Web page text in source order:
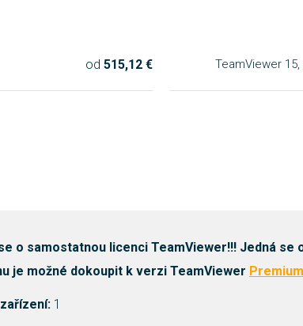
od 515,12 € TeamViewer
o samostatnou licenci TeamViewer!!! Jedná se
je možné dokoupit k verzi TeamViewer Premium
1